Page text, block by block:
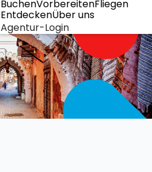
BuchenVorbereitenFliegen
EntdeckenÜber uns
Agentur-Login